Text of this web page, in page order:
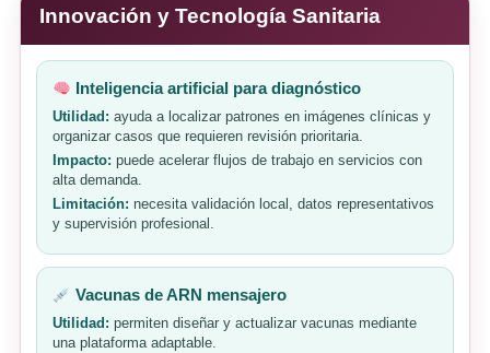
Innovación y Tecnología Sanitaria
Inteligencia artificial para diagnóstico
Utilidad: ayuda a localizar patrones en imágenes clínicas y
organizar casos que requieren revisión prioritaria.
Impacto: puede acelerar flujos de trabajo en servicios con
alta demanda.
Limitación: necesita validación local, datos representativos
y supervisión profesional.
Vacunas de ARN mensajero
Utilidad: permiten diseñar y actualizar vacunas mediante
una plataforma adaptable.